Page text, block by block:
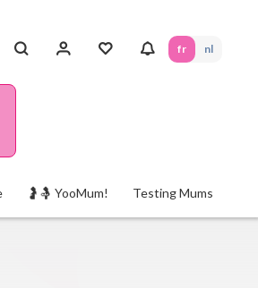
fr nl
🤰🤱 YooMum! Testing Mums